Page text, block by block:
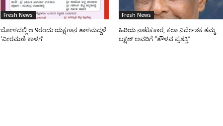
Fresh News
ಬೋಳದಲ್ಲಿ ಆ.9ರಂದು ಯಕ್ಷಗಾನ ತಾಳಮದ್ದಳೆ
‘ವೀರಮಣಿ ಕಾಳಗ’
Fresh News
ಹಿರಿಯ ನಾಟಕಕಾರ, ಕಲಾ ನಿರ್ದೇಶಕ ತಮ್ಮ
ಲಕ್ಷಣ್ ಅವರಿಗೆ “ತೌಳವ ಪ್ರಶಸ್ತಿ”